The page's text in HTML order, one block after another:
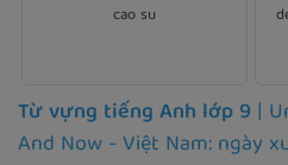
cao su
Từ vựng tiếng Anh lớp 9 |
And Now - Việt Nam: ngày